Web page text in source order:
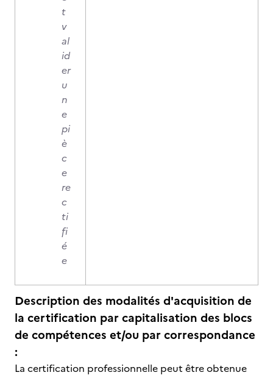
t
v
al
id
er
u
n
e
pi
è
c
e
re
c
ti
fi
é
e
Description des modalités d'acquisition de
la certification par capitalisation des blocs
de compétences et/ou par correspondance
:
La certification professionnelle peut être obtenue